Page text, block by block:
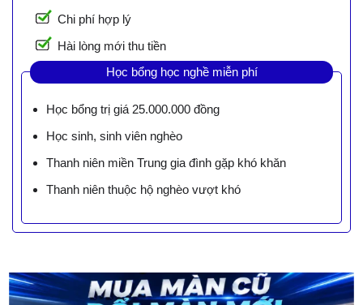
Chi phí hợp lý
Hài lòng mới thu tiền
Học bổng học nghề miễn phí
Học bổng trị giá 25.000.000 đồng
Học sinh, sinh viên nghèo
Thanh niên miền Trung gia đình gặp khó khăn
Thanh niên thuộc hộ nghèo vượt khó